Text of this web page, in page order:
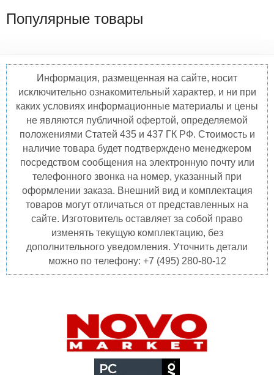
Популярные товары
Информация, размещенная на сайте, носит
исключительно ознакомительный характер, и ни при
каких условиях информационные материалы и цены
не являются публичной офертой, определяемой
положениями Статей 435 и 437 ГК РФ. Стоимость и
наличие товара будет подтверждено менеджером
посредством сообщения на электронную почту или
телефонного звонка на номер, указанный при
оформлении заказа. Внешний вид и комплектация
товаров могут отличаться от представленных на
сайте. Изготовитель оставляет за собой право
изменять текущую комплектацию, без
дополнительного уведомления. Уточнить детали
можно по телефону: +7 (495) 280-80-12